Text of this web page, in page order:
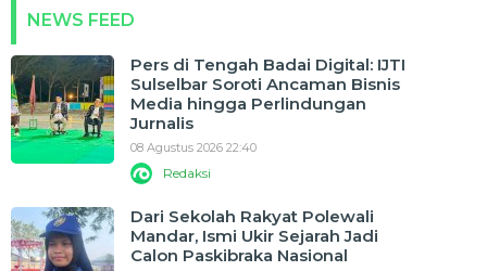
NEWS FEED
Pers di Tengah Badai Digital: IJTI
Sulselbar Soroti Ancaman Bisnis
Media hingga Perlindungan
Jurnalis
08 Agustus 2026 22:40
Redaksi
Dari Sekolah Rakyat Polewali
Mandar, Ismi Ukir Sejarah Jadi
Calon Paskibraka Nasional